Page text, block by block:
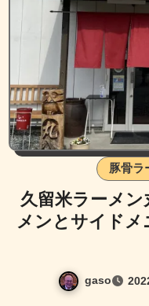
豚骨ラ
久留米ラーメ
メンとサイドメ
gaso